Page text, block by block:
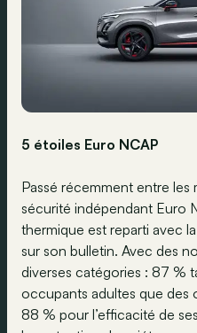
5 étoiles Euro NCAP
Passé récemment entre les
sécurité indépendant Euro
thermique est reparti avec
sur son bulletin. Avec des
diverses catégories : 87 %
occupants adultes que des
88 % pour l’efficacité de